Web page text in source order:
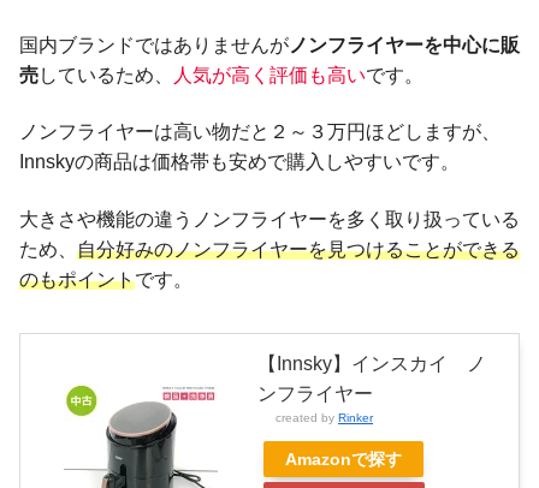
国内ブランドではありませんが ノンフライヤーを中心に販
売しているため、 人気が高く評価も高いです。
ノンフライヤーは高い物だと２～３万円ほどしますが、
Innskyの商品は価格帯も安めで購入しやすいです。
大きさや機能の違うノンフライヤーを多く取り扱っている
ため、 自分好みのノンフライヤーを見つけることができる
のもポイントです。
【Innsky】インスカイ ノ
ンフライヤー
created by Rinker
Amazonで探す